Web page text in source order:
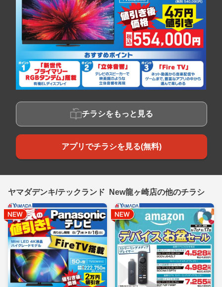
チラシをもっと見る
アプリでチラシを見る(無料)
ヤマダデンキ/テックランド New龍ヶ崎店の他のチラシ